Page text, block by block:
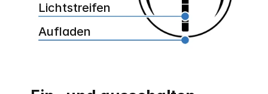
Aufladen
Lichtstreifen